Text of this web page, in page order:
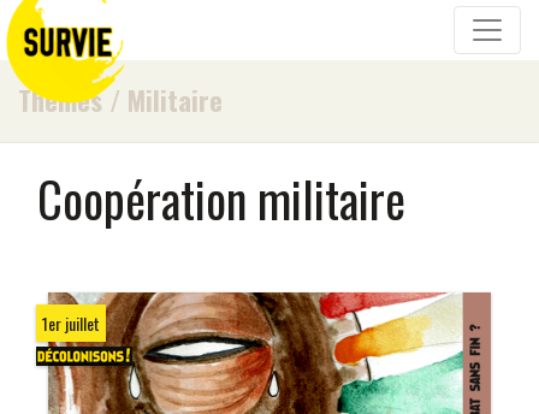
Thèmes/ Militaire
Coopération militaire
1er juillet